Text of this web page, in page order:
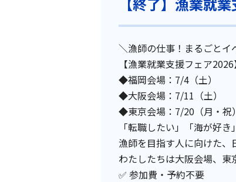
＼漁師の仕事！まるごとイ
【漁業就業支援フェア2026
◆福岡会場：7/4（土）
◆大阪会場：7/11（土）
◆東京会場：7/20（月・祝
「転職したい」「海が好き
漁師を目指す人に向けた、
わたしたちは大阪会場、東
✅ 参加費・予約不要